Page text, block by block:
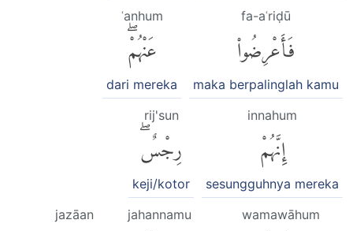
fa-aʿriḍū
فَأَعْرِضُوا۟
maka berpalinglah kamu
ʿanhum
عَنْهُمْۖ
dari mereka
innahum
إِنَّهُمْ
sesungguhnya mereka
rij'sun
رِجْسٌۖ
keji/kotor
wamawāhum
jahannamu
jazāan